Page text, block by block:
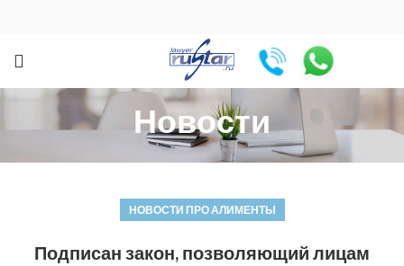
Новости
НОВОСТИ ПРО АЛИМЕНТЫ
Подписан закон, позволяющий лицам